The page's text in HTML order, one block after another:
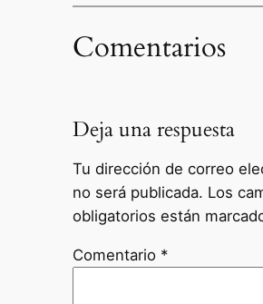
Comentarios
Deja una respuesta
Tu dirección de correo
no será publicada. Los
obligatorios están
Comentario *